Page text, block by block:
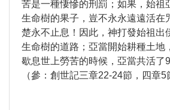
苦是一種悽慘的刑罰；如果，始祖
生命樹的果子，豈不永永遠遠活在
楚永不止息！因此，神打發始祖出
生命樹的道路；亞當開始耕種土地
歇息世上勞苦的時候，亞當共活了
（參：創世記三章22-24節，四章5